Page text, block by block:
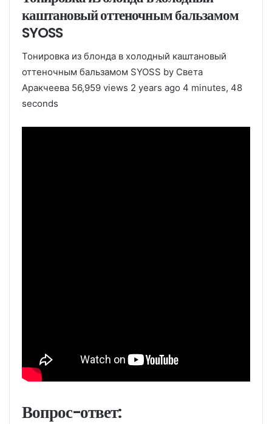
каштановый оттеночным бальзамом
SYOSS
Тонировка из блонда в холодный каштановый
оттеночным бальзамом SYOSS by Света
Аракчеева 56,959 views 2 years ago 4 minutes, 48
seconds
Вопрос-ответ: